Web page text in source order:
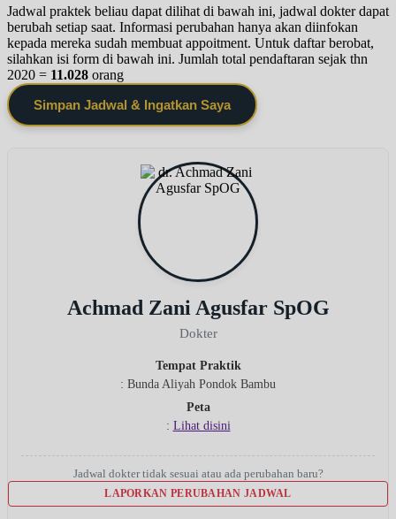
Jadwal praktek beliau dapat dilihat di bawah ini, jadwal dokter dapat
berubah setiap saat. Informasi perubahan hanya akan diinfokan
kepada mereka sudah membuat appoitment. Untuk daftar berobat,
silahkan isi form di bawah ini. Jumlah total pendaftaran sejak thn
2020 = 11.028 orang
Simpan Jadwal & Ingatkan Saya
Achmad Zani Agusfar SpOG
Dokter
Tempat Praktik
: Bunda Aliyah Pondok Bambu
Peta
: Lihat disini
Jadwal dokter tidak sesuai atau ada perubahan baru?
LAPORKAN PERUBAHAN JADWAL